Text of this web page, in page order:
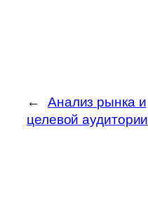
←
Анализ рынка и
целевой аудитории